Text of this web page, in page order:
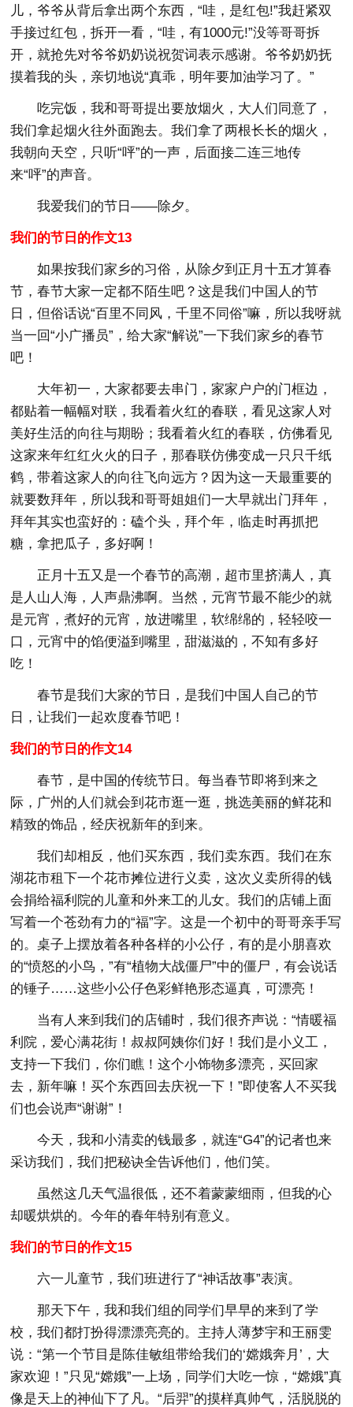
儿，爷爷从背后拿出两个东西，“哇，是红包!”我赶紧双
手接过红包，拆开一看，“哇，有1000元!”没等哥哥拆
开，就抢先对爷爷奶奶说祝贺词表示感谢。爷爷奶奶抚
摸着我的头，亲切地说“真乖，明年要加油学习了。”
吃完饭，我和哥哥提出要放烟火，大人们同意了，
我们拿起烟火往外面跑去。我们拿了两根长长的烟火，
我朝向天空，只听“呯”的一声，后面接二连三地传
来“呯”的声音。
我爱我们的节日——除夕。
我们的节日的作文13
如果按我们家乡的习俗，从除夕到正月十五才算春
节，春节大家一定都不陌生吧？这是我们中国人的节
日，但俗话说“百里不同风，千里不同俗”嘛，所以我呀就
当一回“小广播员”，给大家“解说”一下我们家乡的春节
吧！
大年初一，大家都要去串门，家家户户的门框边，
都贴着一幅幅对联，我看着火红的春联，看见这家人对
美好生活的向往与期盼；我看着火红的春联，仿佛看见
这家来年红红火火的日子，那春联仿佛变成一只只千纸
鹤，带着这家人的向往飞向远方？因为这一天最重要的
就要数拜年，所以我和哥哥姐姐们一大早就出门拜年，
拜年其实也蛮好的：磕个头，拜个年，临走时再抓把
糖，拿把瓜子，多好啊！
正月十五又是一个春节的高潮，超市里挤满人，真
是人山人海，人声鼎沸啊。当然，元宵节最不能少的就
是元宵，煮好的元宵，放进嘴里，软绵绵的，轻轻咬一
口，元宵中的馅便溢到嘴里，甜滋滋的，不知有多好
吃！
春节是我们大家的节日，是我们中国人自己的节
日，让我们一起欢度春节吧！
我们的节日的作文14
春节，是中国的传统节日。每当春节即将到来之
际，广州的人们就会到花市逛一逛，挑选美丽的鲜花和
精致的饰品，经庆祝新年的到来。
我们却相反，他们买东西，我们卖东西。我们在东
湖花市租下一个花市摊位进行义卖，这次义卖所得的钱
会捐给福利院的儿童和外来工的儿女。我们的店铺上面
写着一个苍劲有力的“福”字。这是一个初中的哥哥亲手写
的。桌子上摆放着各种各样的小公仔，有的是小朋喜欢
的“愤怒的小鸟，”有“植物大战僵尸”中的僵尸，有会说话
的锤子……这些小公仔色彩鲜艳形态逼真，可漂亮！
当有人来到我们的店铺时，我们很齐声说：“情暖福
利院，爱心满花街！叔叔阿姨你们好！我们是小义工，
支持一下我们，你们瞧！这个小饰物多漂亮，买回家
去，新年嘛！买个东西回去庆祝一下！”即使客人不买我
们也会说声“谢谢”！
今天，我和小清卖的钱最多，就连“G4”的记者也来
采访我们，我们把秘诀全告诉他们，他们笑。
虽然这几天气温很低，还不着蒙蒙细雨，但我的心
却暖烘烘的。今年的春年特别有意义。
我们的节日的作文15
六一儿童节，我们班进行了“神话故事”表演。
那天下午，我和我们组的同学们早早的来到了学
校，我们都打扮得漂漂亮亮的。主持人薄梦宇和王丽雯
说：“第一个节目是陈佳敏组带给我们的‘嫦娥奔月’，大
家欢迎！”只见“嫦娥”一上场，同学们大吃一惊，“嫦娥”真
像是天上的神仙下了凡。“后羿”的摸样真帅气，活脱脱的